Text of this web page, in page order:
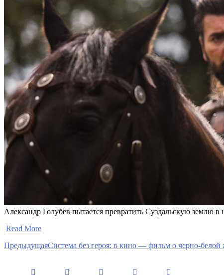
Александр Голубев пытается превратить Суздальскую землю
Read More
ПредыдущаяСистема без героя: в кино — фильм о черно-белой